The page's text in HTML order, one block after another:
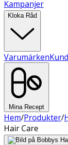
Kampanjer
Kloka Råd
Varumärken
Mina Recept
Hem/Produkter/
Hair Care